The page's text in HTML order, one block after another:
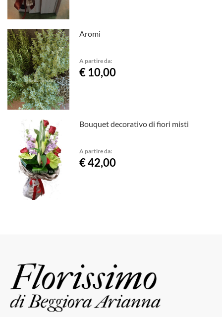
Aromi
A partire da:
€ 10,00
Bouquet decorativo di fiori misti
A partire da:
€ 42,00